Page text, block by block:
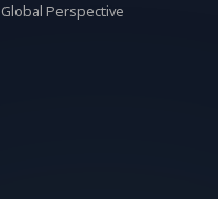
Global Perspective